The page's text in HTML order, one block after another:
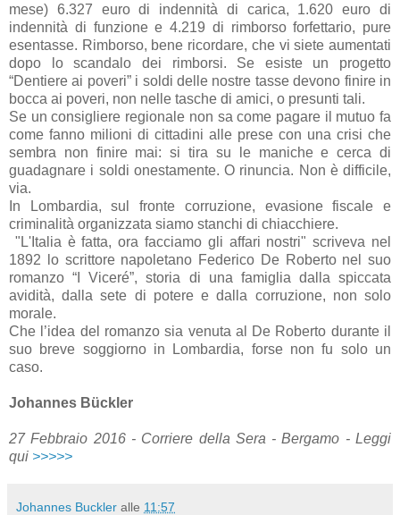
mese) 6.327 euro di indennità di carica, 1.620 euro di
indennità di funzione e 4.219 di rimborso forfettario, pure
esentasse. Rimborso, bene ricordare, che vi siete aumentati
dopo lo scandalo dei rimborsi. Se esiste un progetto
“Dentiere ai poveri” i soldi delle nostre tasse devono finire in
bocca ai poveri, non nelle tasche di amici, o presunti tali.
Se un consigliere regionale non sa come pagare il mutuo fa
come fanno milioni di cittadini alle prese con una crisi che
sembra non finire mai: si tira su le maniche e cerca di
guadagnare i soldi onestamente. O rinuncia. Non è difficile,
via.
In Lombardia, sul fronte corruzione, evasione fiscale e
criminalità organizzata siamo stanchi di chiacchiere.
"L'Italia è fatta, ora facciamo gli affari nostri" scriveva nel
1892 lo scrittore napoletano Federico De Roberto nel suo
romanzo “I Viceré”, storia di una famiglia dalla spiccata
avidità, dalla sete di potere e dalla corruzione, non solo
morale.
Che l’idea del romanzo sia venuta al De Roberto durante il
suo breve soggiorno in Lombardia, forse non fu solo un
caso.
Johannes Bückler
27 Febbraio 2016 - Corriere della Sera - Bergamo - Leggi
qui >>>>>
Johannes Buckler alle 11:57